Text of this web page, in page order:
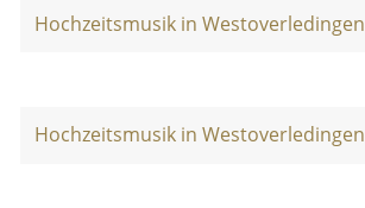
Hochzeitsmusik in Westoverledingen
Hochzeitsmusik in Westoverledingen